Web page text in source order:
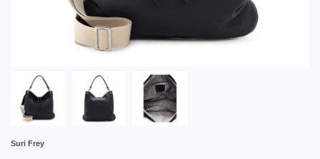
Suri Frey